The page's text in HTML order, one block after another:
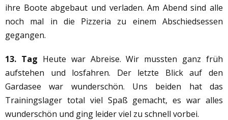
ihre Boote abgebaut und verladen. Am Abend sind alle
noch mal in die Pizzeria zu einem Abschiedsessen
gegangen.
13. Tag Heute war Abreise. Wir mussten ganz früh
aufstehen und losfahren. Der letzte Blick auf den
Gardasee war wunderschön. Uns beiden hat das
Trainingslager total viel Spaß gemacht, es war alles
wunderschön und ging leider viel zu schnell vorbei.